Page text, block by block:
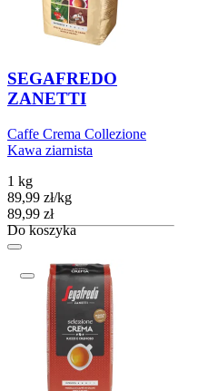
SEGAFREDO
ZANETTI
Caffe Crema Collezione
Kawa ziarnista
1 kg
89,99 zł/kg
Cena
89,99 zł
Do koszyka